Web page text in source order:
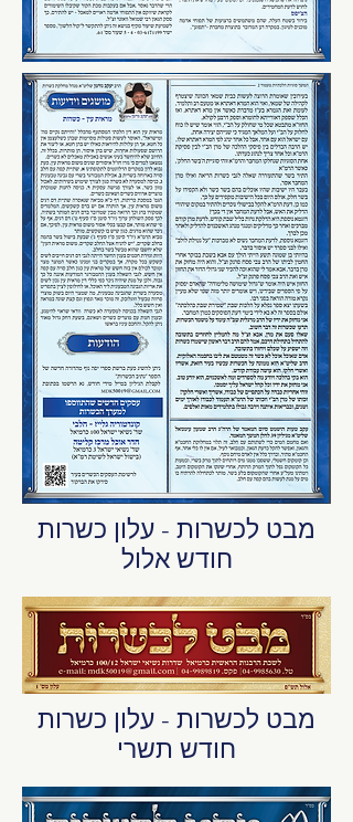
מבט לכשרות - עלון כשרות
חודש אלול
מבט לכשרות - עלון כשרות
חודש תשרי